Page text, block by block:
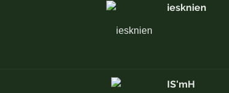
iesknien
IS'mH